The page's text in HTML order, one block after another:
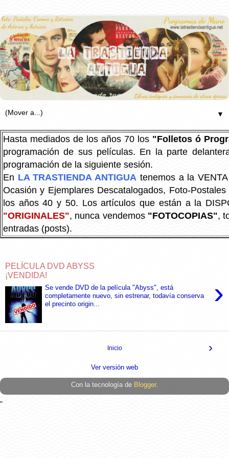
▼
Hasta mediados de los años 70 los "Folletos ó
programación de sus películas. En la parte
programación de la siguiente sesión.
En LA TRASTIENDA ANTIGUA tenemos a la
Ocasión y Ejemplares Descatalogados, Foto-
los años 40 y 50. Los artículos que están a la
"ORIGINALES", nunca vendemos "FOTOCOPIAS",
entradas (posts).
PELÍCULA DVD ABYSS
¡VENDIDA!
›
Se vende DVD de la película "Abyss", está
completamente nuevo, sin estrenar, todavía conserva
el precinto origin...
›
Inicio
Ver versión web
Con la tecnología de Blogger.
"